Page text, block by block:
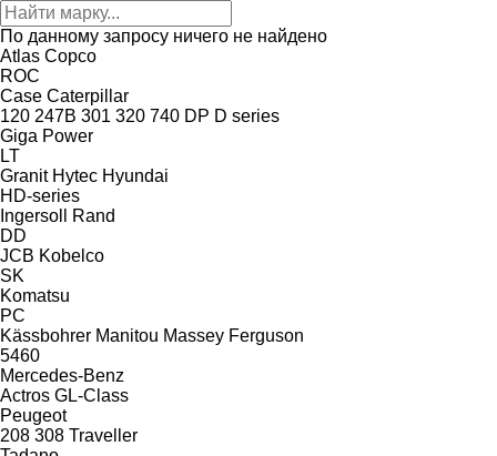
По данному запросу ничего не найдено
Atlas Copco
ROC
Case Caterpillar
120 247B 301 320 740 DP D series
Giga Power
LT
Granit Hytec Hyundai
HD-series
Ingersoll Rand
DD
JCB Kobelco
SK
Komatsu
PC
Kässbohrer Manitou Massey Ferguson
5460
Mercedes-Benz
Actros GL-Class
Peugeot
208 308 Traveller